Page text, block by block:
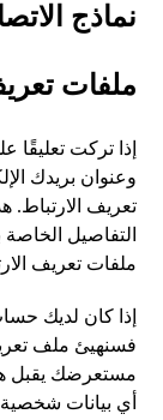
نماذج
ملفات
إذا تركت
وعنوان بريدك
تعريف
التفاصيل
ملفات تعريف
إذا كان لديك
فسنهيئ ملف
مستعرضك يقبل
أي بيانات